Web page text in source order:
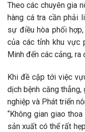
Theo các chuyên gia
hàng cá tra cần phải
sự điều hòa phối
của các tỉnh khu vực
Minh đến các cảng,
Khi đề cập tới việc
dịch bệnh căng
nghiệp và Phát triển
“Không gian giao
sản xuất có thể rất